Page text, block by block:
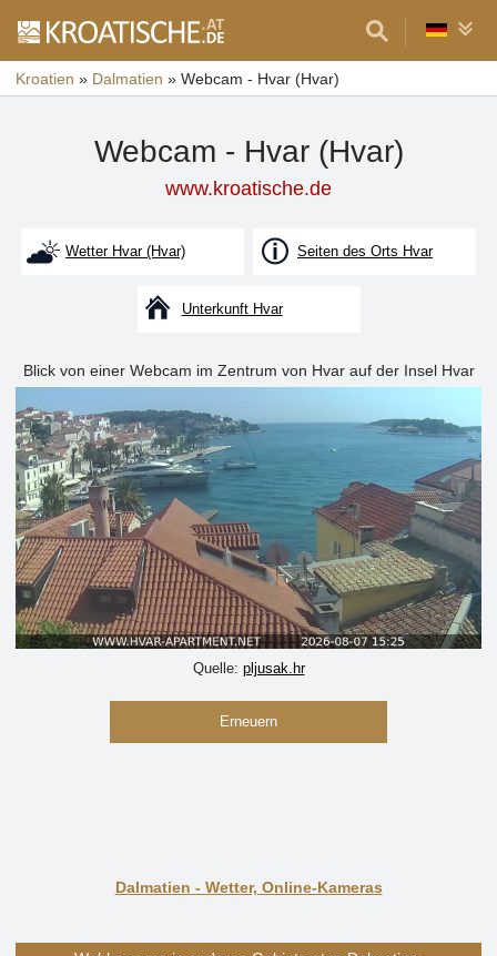
Kroatien » Dalmatien » Webcam - Hvar (Hvar)
Webcam - Hvar (Hvar)
www.kroatische.de
Wetter Hvar (Hvar) Seiten des Orts Hvar
Unterkunft Hvar
Blick von einer Webcam im Zentrum von Hvar auf der Insel Hvar
Quelle: pljusak.hr
Erneuern
Dalmatien - Wetter, Online-Kameras